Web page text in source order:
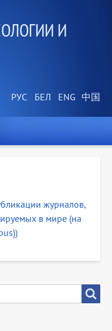
И
журналов,
в мире (на